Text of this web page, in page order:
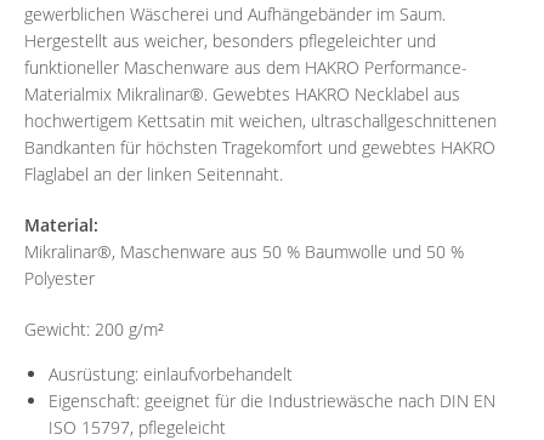
gewerblichen Wäscherei und Aufhängebänder im Saum.
Hergestellt aus weicher, besonders pflegeleichter und
funktioneller Maschenware aus dem HAKRO Performance-
Materialmix Mikralinar®. Gewebtes HAKRO Necklabel aus
hochwertigem Kettsatin mit weichen, ultraschallgeschnittenen
Bandkanten für höchsten Tragekomfort und gewebtes HAKRO
Flaglabel an der linken Seitennaht.
Material:
Mikralinar®, Maschenware aus 50 % Baumwolle und 50 %
Polyester
Gewicht: 200 g/m²
Ausrüstung: einlaufvorbehandelt
Eigenschaft: geeignet für die Industriewäsche nach DIN EN
ISO 15797, pflegeleicht